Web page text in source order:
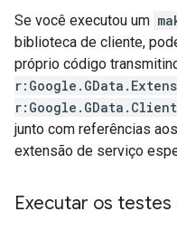
Se você executou um
biblioteca de cliente,
próprio código
junto com referências
extensão de serviço
Executar os testes